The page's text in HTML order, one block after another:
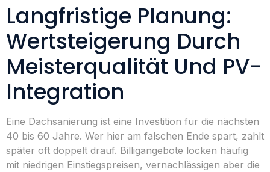
Langfristige Planung:
Wertsteigerung Durch
Meisterqualität Und PV-
Integration
Eine Dachsanierung ist eine Investition für die nächsten
40 bis 60 Jahre. Wer hier am falschen Ende spart, zahlt
später oft doppelt drauf. Billigangebote locken häufig
mit niedrigen Einstiegspreisen, vernachlässigen aber die